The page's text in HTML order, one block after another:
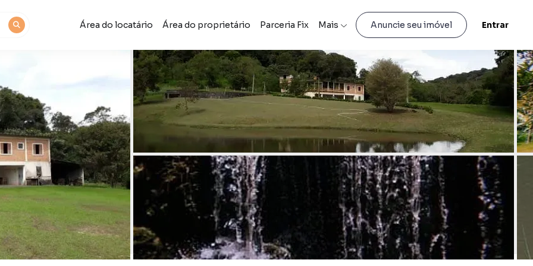
Área do locatário Área do proprietário Parceria Fix Mais Anuncie seu imóvel Entrar